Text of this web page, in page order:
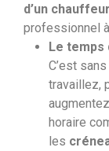
d’un
professionnel
Le temps
C’est
travaillez,
horaire
les